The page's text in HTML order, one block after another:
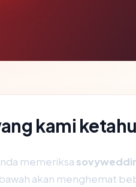
kami
memeriksa
akan menghemat